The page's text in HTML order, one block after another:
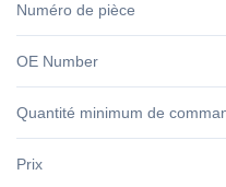
Numéro de pièce
OE Number
Quantité minimum de
Prix